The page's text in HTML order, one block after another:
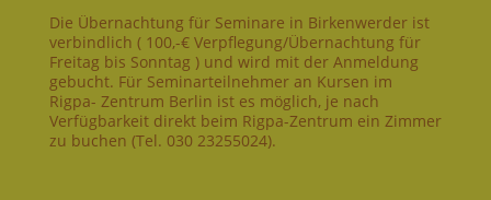
Die Übernachtung für Seminare in Birkenwerder ist
verbindlich ( 100,-€ Verpflegung/Übernachtung für
Freitag bis Sonntag ) und wird mit der Anmeldung
gebucht. Für Seminarteilnehmer an Kursen im
Rigpa- Zentrum Berlin ist es möglich, je nach
Verfügbarkeit direkt beim Rigpa-Zentrum ein Zimmer
zu buchen (Tel. 030 23255024).